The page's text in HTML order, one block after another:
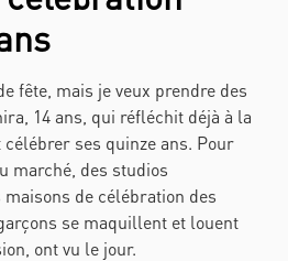
fête, mais je veux prendre des
14 ans, qui réfléchit déjà à la
ses quinze ans. Pour
marché, des studios
de célébration des
se maquillent et louent
ont vu le jour.